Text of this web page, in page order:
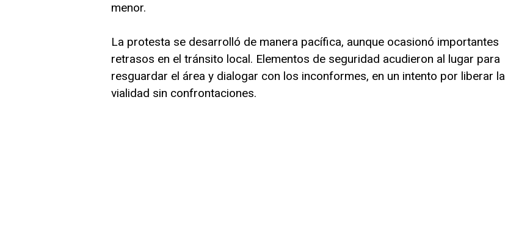
menor.
La protesta se desarrolló de manera pacífica, aunque ocasionó importantes
retrasos en el tránsito local. Elementos de seguridad acudieron al lugar para
resguardar el área y dialogar con los inconformes, en un intento por liberar la
vialidad sin confrontaciones.